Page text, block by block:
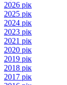
2026 рік
2025 рік
2024 рік
2023 рік
2021 рік
2020 рік
2019 рік
2018 рік
2017 рік